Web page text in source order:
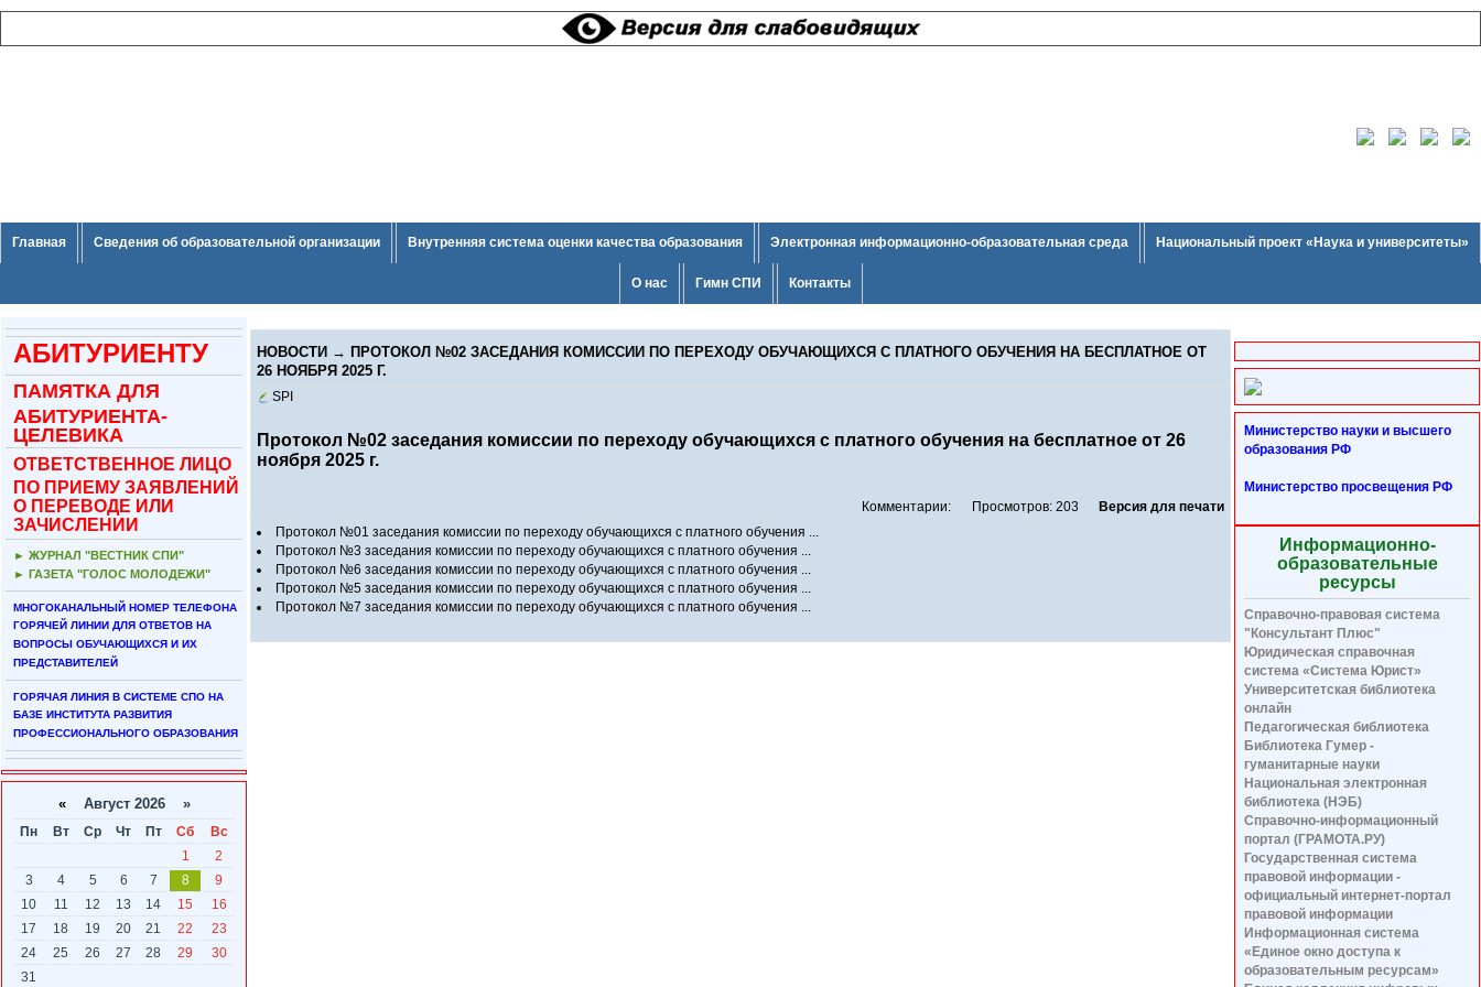
Главная Сведения об образовательной организации Внутренняя система оценки качества образования Электронная информационно-образовательная среда Национальный проект «Наука и университеты»
О нас Гимн СПИ Контакты
АБИТУРИЕНТУ
ПАМЯТКА ДЛЯ
АБИТУРИЕНТА-
ЦЕЛЕВИКА
ОТВЕТСТВЕННОЕ ЛИЦО
ПО ПРИЕМУ ЗАЯВЛЕНИЙ
О ПЕРЕВОДЕ ИЛИ
ЗАЧИСЛЕНИИ
► ЖУРНАЛ "ВЕСТНИК СПИ"
► ГАЗЕТА "ГОЛОС МОЛОДЕЖИ"
МНОГОКАНАЛЬНЫЙ НОМЕР ТЕЛЕФОНА
ГОРЯЧЕЙ ЛИНИИ ДЛЯ ОТВЕТОВ НА
ВОПРОСЫ ОБУЧАЮЩИХСЯ И ИХ
ПРЕДСТАВИТЕЛЕЙ
ГОРЯЧАЯ ЛИНИЯ В СИСТЕМЕ СПО НА
БАЗЕ ИНСТИТУТА РАЗВИТИЯ
ПРОФЕССИОНАЛЬНОГО ОБРАЗОВАНИЯ
«Август 2026 »
Пн Вт Ср Чт Пт Сб
Вс
1
2
3
4 5 6 7 8
9
10
11 12 13 14 15
16
17
18 19 20 21 22
23
24
25 26 27 28 29
30
31
Министерство науки и высшего
образования РФ
Министерство просвещения РФ
Информационно-
образовательные
ресурсы
Справочно-правовая система
"Консультант Плюс"
Юридическая справочная
система «Система Юрист»
Университетская библиотека
онлайн
Педагогическая библиотека
Библиотека Гумер -
гуманитарные науки
Национальная электронная
библиотека (НЭБ)
Справочно-информационный
портал (ГРАМОТА.РУ)
Государственная система
правовой информации -
официальный интернет-портал
правовой информации
Информационная система
«Единое окно доступа к
образовательным ресурсам»
НОВОСТИ → ПРОТОКОЛ №02 ЗАСЕДАНИЯ КОМИССИИ ПО ПЕРЕХОДУ ОБУЧАЮЩИХСЯ С ПЛАТНОГО ОБУЧЕНИЯ НА БЕСПЛАТНОЕ ОТ
26 НОЯБРЯ 2025 Г.
SPI
Протокол №02 заседания комиссии по переходу обучающихся с платного обучения на бесплатное от 26
ноября 2025 г.
Комментарии: Просмотров: 203
Версия для печати
Протокол №01 заседания комиссии по переходу обучающихся с платного обучения ...
Протокол №3 заседания комиссии по переходу обучающихся с платного обучения ...
Протокол №6 заседания комиссии по переходу обучающихся с платного обучения ...
Протокол №5 заседания комиссии по переходу обучающихся с платного обучения ...
Протокол №7 заседания комиссии по переходу обучающихся с платного обучения ...